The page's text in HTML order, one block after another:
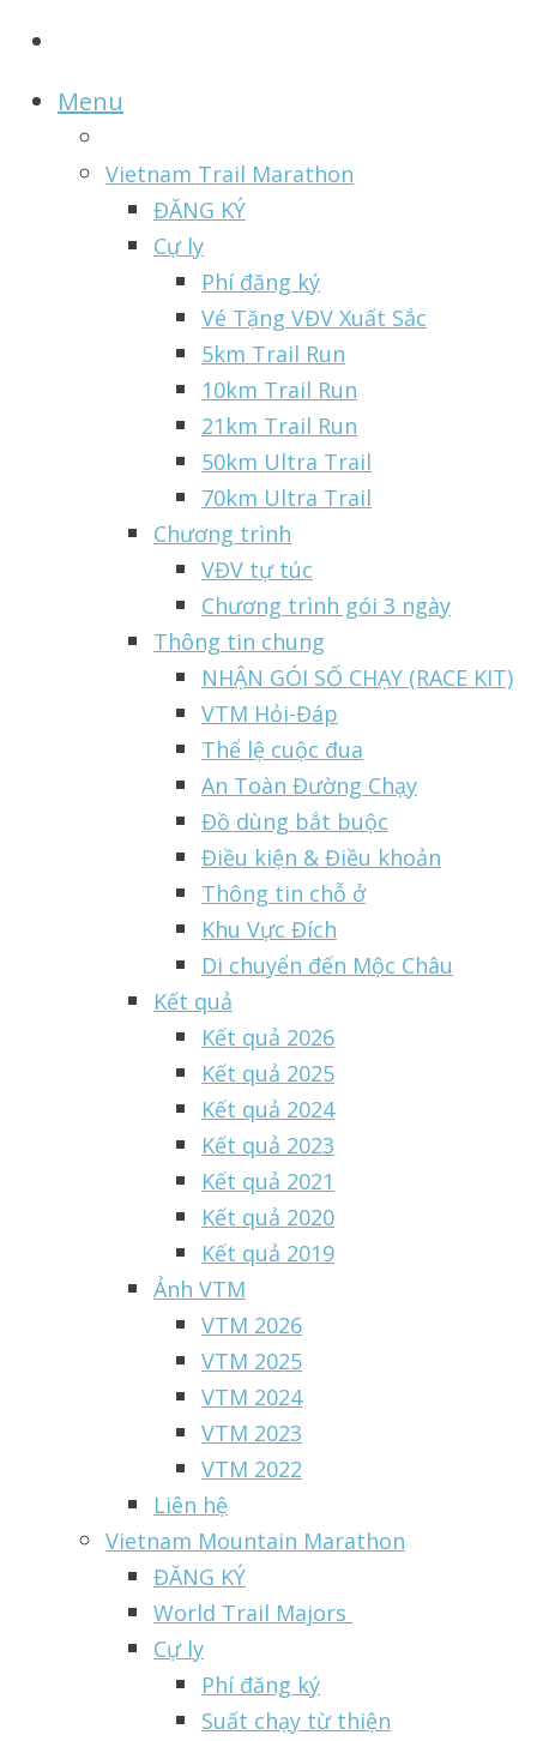
Menu
Vietnam Trail Marathon
ĐĂNG KÝ
Cự ly
Phí đăng ký
Vé Tặng VĐV Xuất Sắc
5km Trail Run
10km Trail Run
21km Trail Run
50km Ultra Trail
70km Ultra Trail
Chương trình
VĐV tự túc
Chương trình gói 3 ngày
Thông tin chung
NHẬN GÓI SỐ CHẠY (RACE KIT)
VTM Hỏi-Đáp
Thể lệ cuộc đua
An Toàn Đường Chạy
Đồ dùng bắt buộc
Điều kiện & Điều khoản
Thông tin chỗ ở
Khu Vực Đích
Di chuyển đến Mộc Châu
Kết quả
Kết quả 2026
Kết quả 2025
Kết quả 2024
Kết quả 2023
Kết quả 2021
Kết quả 2020
Kết quả 2019
Ảnh VTM
VTM 2026
VTM 2025
VTM 2024
VTM 2023
VTM 2022
Liên hệ
Vietnam Mountain Marathon
ĐĂNG KÝ
World Trail Majors
Cự ly
Phí đăng ký
Suất chạy từ thiện